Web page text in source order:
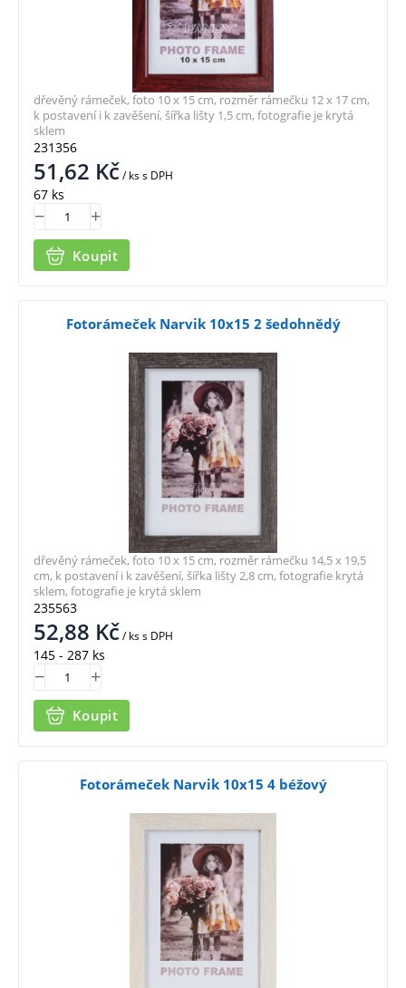
231356
51,62 Kč/ kss DPH
67 ks
Koupit
dřevěný rámeček, foto 10 x 15 cm, rozměr rámečku 12 x 17 cm,
k postavení i k zavěšení, šířka lišty 1,5 cm, fotografie je krytá
sklem
Fotorámeček Narvik 10x15 2 šedohnědý
235563
52,88 Kč/ kss DPH
145 - 287 ks
Koupit
dřevěný rámeček, foto 10 x 15 cm, rozměr rámečku 14,5 x 19,5
cm, k postavení i k zavěšení, šířka lišty 2,8 cm, fotografie krytá
sklem, fotografie je krytá sklem
Fotorámeček Narvik 10x15 4 béžový